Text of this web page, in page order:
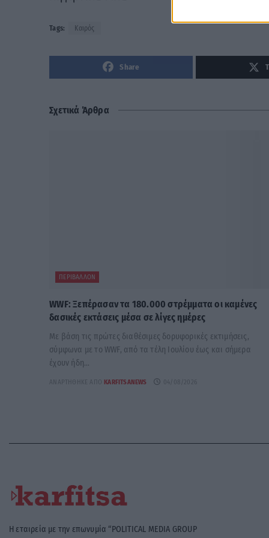
Tags: Καιρός
Share
Σχετικά Άρθρα
ΠΕΡΙΒΆΛΛΟΝ
WWF: Ξεπέρασαν τα 180.000 στρέμματα οι καμένες
δασικές εκτάσεις μέσα σε λίγες ημέρες
Με βάση τις πρώτες διαθέσιμες δορυφορικές εκτιμήσεις,
σύμφωνα με το WWF, από τα τέλη Ιουλίου έως και σήμερα
έχουν ήδη...
ΑΝΑΡΤΉΘΗΚΕ ΑΠΌ KARFITSANEWS 04/08/2026
Η εταιρεία με την επωνυμία “POLITICAL MEDIA GROUP